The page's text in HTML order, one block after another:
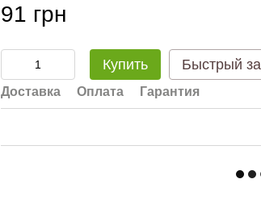
91 грн
Купить Быстрый
Доставка Оплата Гарантия